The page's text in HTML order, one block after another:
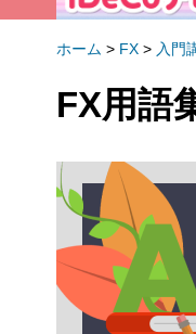
ホーム > FX > 入門
FX用語